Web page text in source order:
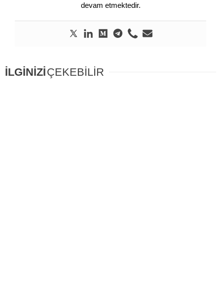
devam etmektedir.
İLGİNİZİÇEKEBİLİR